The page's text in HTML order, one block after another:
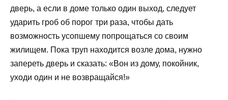
дверь, а если в доме только один выход, следует
ударить гроб об порог три раза, чтобы дать
возможность усопшему попрощаться со своим
жилищем. Пока труп находится возле дома, нужно
запереть дверь и сказать: «Вон из дому, покойник,
уходи один и не возвращайся!»